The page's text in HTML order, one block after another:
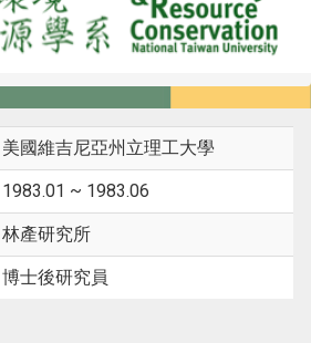
美國維吉尼亞州立理工大學
1983.01 ~ 1983.06
林產研究所
博士後研究員